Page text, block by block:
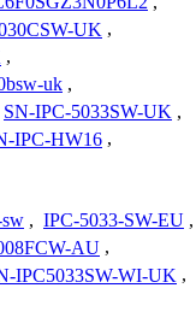
UK ,
,
uk ,
SN-IPC-5033SW-UK ,
IPC-HW16 ,
, IPC-5033-SW-EU ,
AU ,
IPC5033SW-WI-UK ,